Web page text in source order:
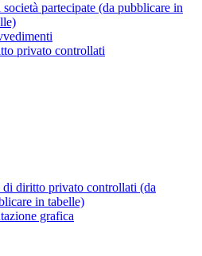
partecipate (da pubblicare in
privato controllati
di diritto privato controllati (da
in tabelle)
grafica